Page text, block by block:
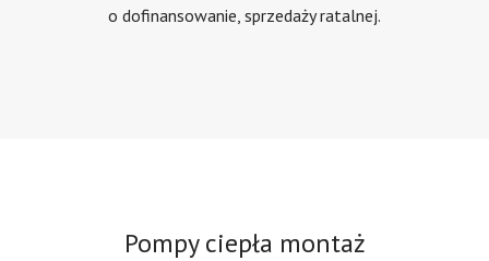
o dofinansowanie, sprzedaży ratalnej.
Pompy ciepła montaż